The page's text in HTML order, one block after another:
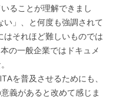
ることが理解できまし
」、と何度も強調されて
それほど難しいものでは
の一般企業ではドキュメ
を普及させるためにも、
義があると改めて感じま